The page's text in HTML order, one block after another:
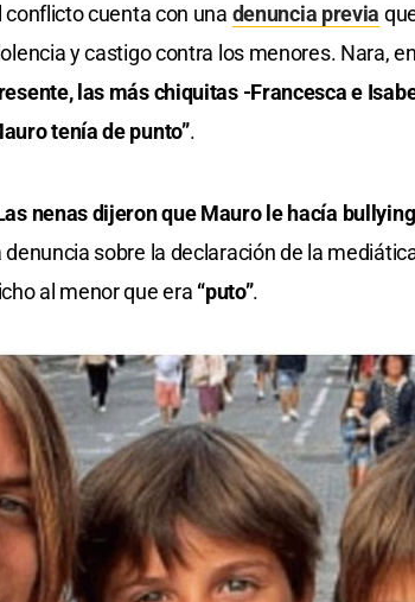
conflicto cuenta con una denuncia previa
y castigo contra los menores. Nara,
las más chiquitas -Francesca e
tenía de punto”.
nenas dijeron que Mauro le hacía
denuncia sobre la declaración de la
al menor que era “puto”.